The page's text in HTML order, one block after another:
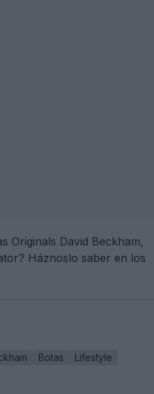
Originals David Beckham,
Háznoslo saber en los
Botas
Lifestyle